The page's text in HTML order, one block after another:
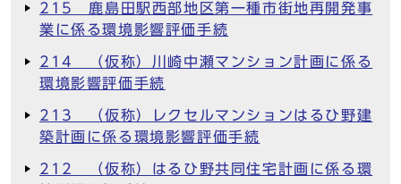
215 鹿島田駅西部地区第一種市街地再開発事
業に係る環境影響評価手続
214 （仮称）川崎中瀬マンション計画に係る
環境影響評価手続
213 （仮称）レクセルマンションはるひ野建
築計画に係る環境影響評価手続
212 （仮称）はるひ野共同住宅計画に係る環